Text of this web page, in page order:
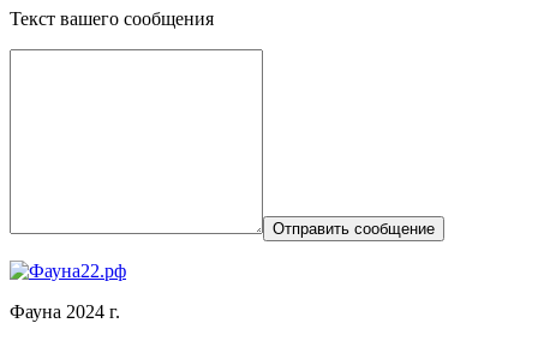
Текст вашего сообщения
Отправить сообщение
Фауна 2024 г.